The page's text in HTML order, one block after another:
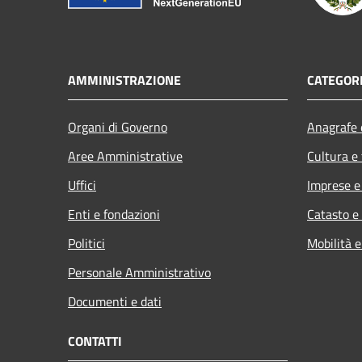
AMMINISTRAZIONE
Organi di Governo
Aree Amministrative
Uffici
Enti e fondazioni
Politici
Personale Amministrativo
Documenti e dati
Cultura
Imprese
Catasto
Mobilità
CONTATTI